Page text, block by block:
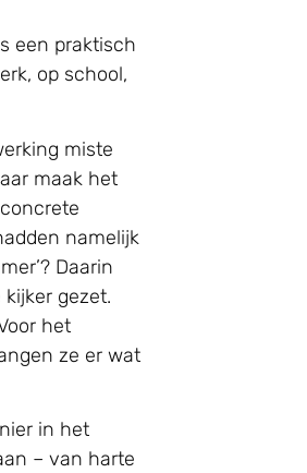
een praktisch
op school,
miste
maak het
namelijk
Daarin
gezet.
het
ze er wat
in het
– van harte